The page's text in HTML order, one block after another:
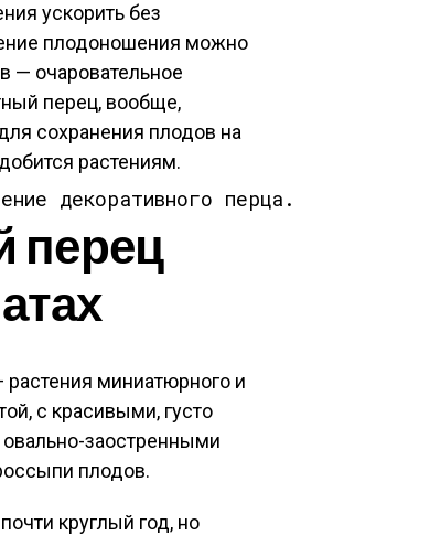
ускорить без
плодоношения можно
— очаровательное
перец, вообще,
сохранения плодов на
растениям.
декоративного перца.
перец
миниатюрного и
с красивыми, густо
заостренными
плодов.
круглый год, но